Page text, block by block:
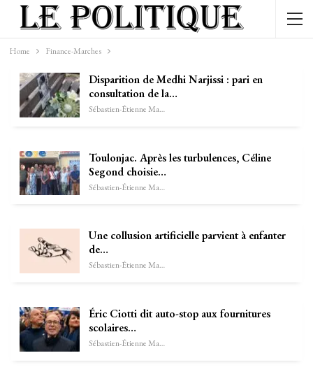
Home Finance-Marches
Disparition de Medhi Narjissi : pari en
consultation de la…
Sébastien-Étienne Marechal
Toulonjac. Après les turbulences, Céline
Segond choisie…
Sébastien-Étienne Marechal
Une collusion artificielle parvient à enfanter
de…
Sébastien-Étienne Marechal
Éric Ciotti dit auto-stop aux fournitures
scolaires…
Sébastien-Étienne Marechal